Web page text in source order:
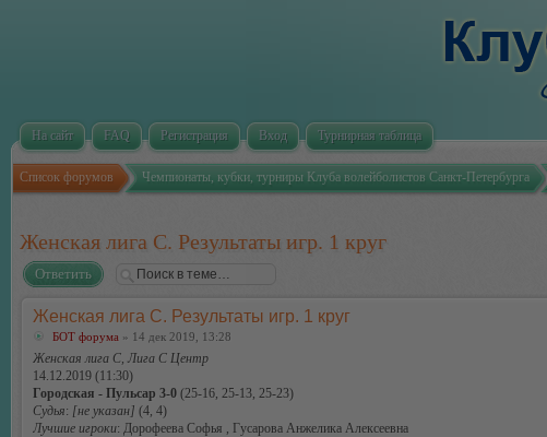
На сайт FAQ Регистрация Вход Турнирная таблица
Список форумов Чемпионаты, кубки, турниры Клуба волейболистов Санкт-Петербурга
Женская лига С. Результаты игр. 1 круг
Ответить
Женская лига С. Результаты игр. 1 круг
БОТ форума » 14 дек 2019, 13:28
Женская лига С, Лига С Центр
14.12.2019 (11:30)
Городская - Пульсар 3-0 (25-16, 25-13, 25-23)
Судья: [не указан] (4, 4)
Лучшие игроки: Дорофеева Софья , Гусарова Анжелика Алексеевна